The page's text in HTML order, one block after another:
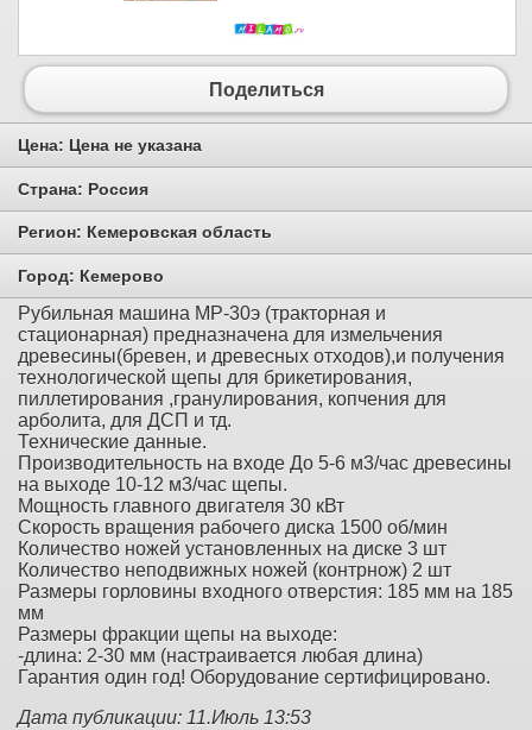
Поделиться
Цена: Цена не указана
Страна: Россия
Регион: Кемеровская область
Город: Кемерово
Рубильная машина МР-30э (тракторная и
стационарная) предназначена для измельчения
древесины(бревен, и древесных отходов),и получения
технологической щепы для брикетирования,
пиллетирования ,гранулирования, копчения для
арболита, для ДСП и тд.
Технические данные.
Производительность на входе До 5-6 м3/час древесины
на выходе 10-12 м3/час щепы.
Мощность главного двигателя 30 кВт
Скорость вращения рабочего диска 1500 об/мин
Количество ножей установленных на диске 3 шт
Количество неподвижных ножей (контрнож) 2 шт
Размеры горловины входного отверстия: 185 мм на 185
мм
Размеры фракции щепы на выходе:
-длина: 2-30 мм (настраивается любая длина)
Гарантия один год! Оборудование сертифицировано.
Дата публикации: 11.Июль 13:53